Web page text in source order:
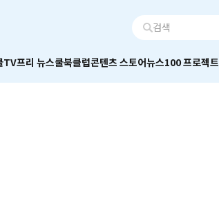
TV프리 뉴스쿨북클럽콘텐츠 스토어뉴스100 프로젝트